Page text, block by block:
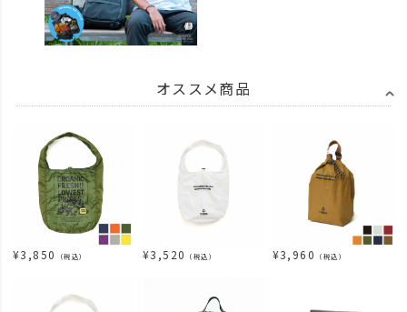
オススメ商品
¥3,850 （税込） ¥3,520 （税込） ¥3,960 （税込）